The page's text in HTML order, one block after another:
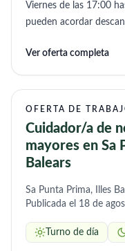
Viernes de las 17:00
pueden acordar
tiene movilidad pero
empatizar con ella a
mesa, lectura, paseos y
Ver oferta completa
OFERTA DE
Cuidador/a de
mayores en Sa
Balears
Sa Punta Prima, Illes
Publicada el 18 de
Turno de día